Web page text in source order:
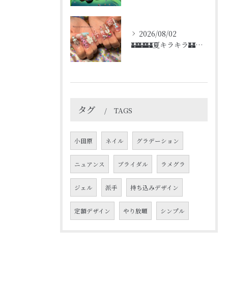
2026/08/02
🏰🏰🏰夏キラキラ🏰🏰🏰
タグ TAGS
小田原 ネイル グラデーション
ニュアンス ブライダル ラメグラ
ジェル 派手 持ち込みデザイン
定額デザイン やり放題 シンプル